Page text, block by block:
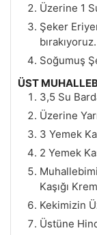
Üzerine 1
Şeker
bırakıyoruz.
Soğumuş
ÜST
3,5 Su
Üzerine
3 Yemek
2 Yemek
Kaşığı
Kekimizin
Üstüne